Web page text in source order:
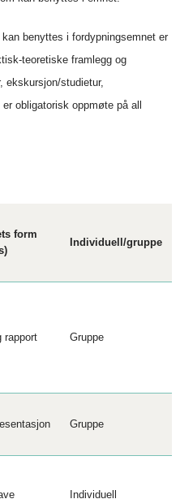
benyttes i fordypningsemnet er
teoretiske framlegg og
ekskursjon/studietur,
obligatorisk oppmøte på all
form
Individuell/gruppe
rapport Gruppe
Gruppe
Individuell